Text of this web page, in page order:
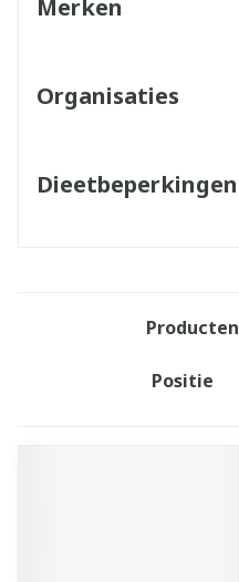
Merken
Organisaties
Dieetbeperkingen
Producten
Sorteer op: